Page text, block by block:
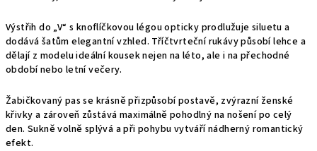
Výstřih do „V“ s knoflíčkovou légou opticky prodlužuje siluetu a
dodává šatům elegantní vzhled. Tříčtvrteční rukávy působí lehce a
dělají z modelu ideální kousek nejen na léto, ale i na přechodné
období nebo letní večery.
Žabičkovaný pas se krásně přizpůsobí postavě, zvýrazní ženské
křivky a zároveň zůstává maximálně pohodlný na nošení po celý
den. Sukně volně splývá a při pohybu vytváří nádherný romantický
efekt.